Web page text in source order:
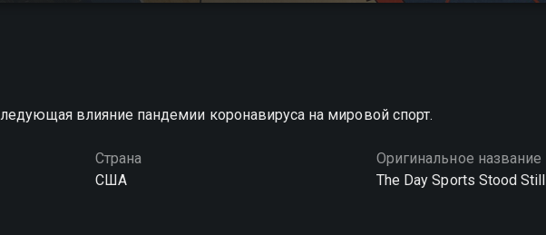
влияние пандемии коронавируса на мировой спорт.
Страна
США
Оригинальное название
The Day Sports Stood Still